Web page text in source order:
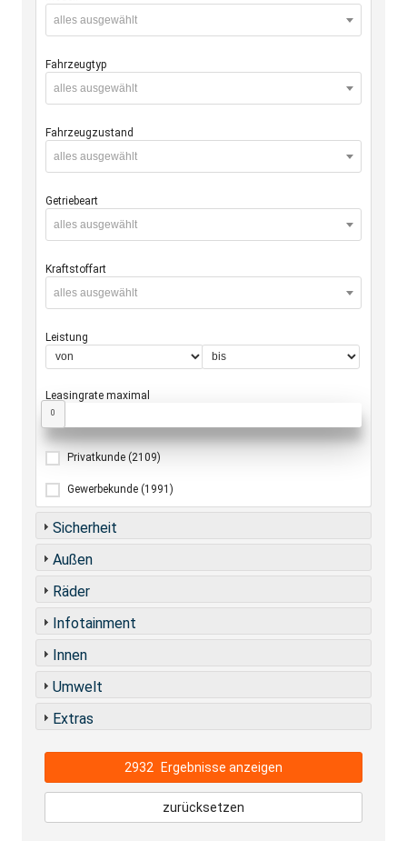
alles ausgewählt
Fahrzeugtyp
alles ausgewählt
Fahrzeugzustand
alles ausgewählt
Getriebeart
alles ausgewählt
Kraftstoffart
alles ausgewählt
Leistung
Leasingrate maximal
0
Privatkunde (2109)
Gewerbekunde (1991)
Sicherheit
Außen
Räder
Infotainment
Innen
Umwelt
Extras
2932 Ergebnisse anzeigen
zurücksetzen